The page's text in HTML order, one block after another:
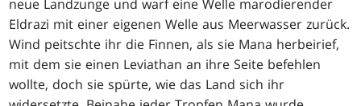
neue Landzunge und warf eine Welle marodierender
Eldrazi mit einer eigenen Welle aus Meerwasser zurück.
Wind peitschte ihr die Finnen, als sie Mana herbeirief,
mit dem sie einen Leviathan an ihre Seite befehlen
wollte, doch sie spürte, wie das Land sich ihr